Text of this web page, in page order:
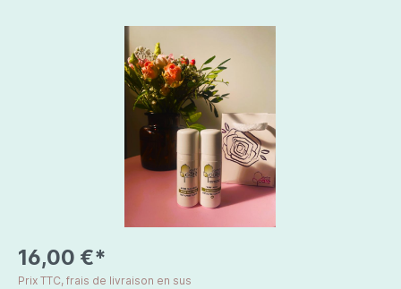
16,00 €*
Prix TTC, frais de livraison en sus